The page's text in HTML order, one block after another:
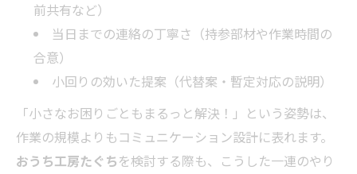
前共有など）
当日までの連絡の丁寧さ（持参部材や作業時間の
合意）
小回りの効いた提案（代替案・暫定対応の説明）
「小さなお困りごともまるっと解決！」という姿勢は、
作業の規模よりもコミュニケーション設計に表れます。
おうち工房たぐちを検討する際も、こうした一連のやり